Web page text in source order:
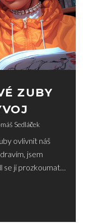
ZUBY
Sedláček
ovlivnit náš
jsem
se ji prozkoumat.
mnoho
ale také na
Přeji vám
něco nového.